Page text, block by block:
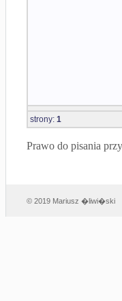
strony: 1
Prawo do pisania
© 2019 Mariusz